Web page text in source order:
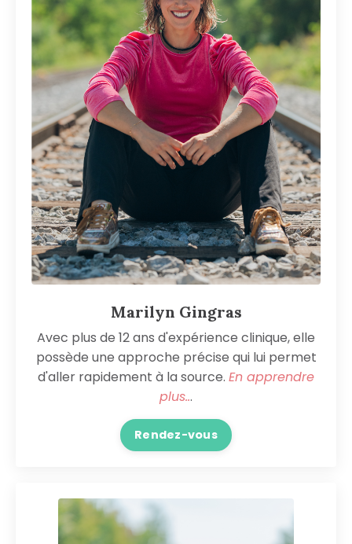
Marilyn Gingras
Avec plus de 12 ans d'expérience clinique, elle
possède une approche précise qui lui permet
d'aller rapidement à la source. En apprendre
plus...
Rendez-vous